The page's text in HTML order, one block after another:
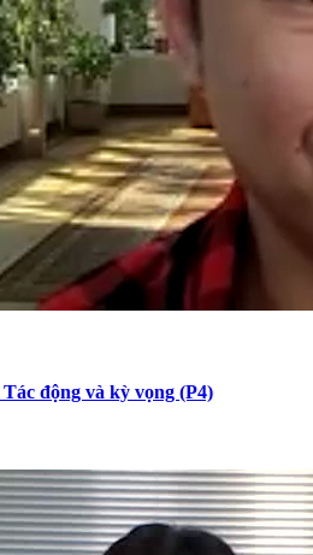
động và kỳ vọng (P4)